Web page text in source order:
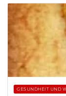
GESUNDHEIT UND